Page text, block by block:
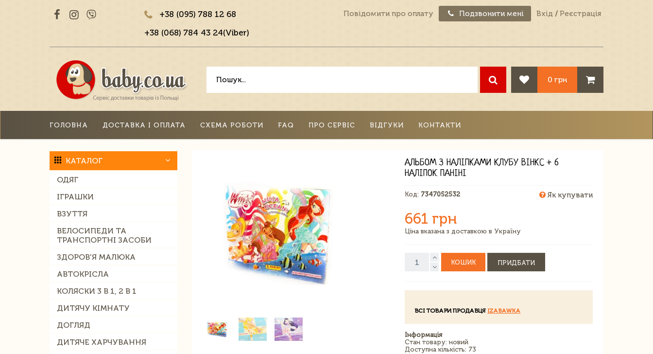
+38 (095) 788 12 68
+38 (068) 784 43 24(Viber)
Повідомити про оплату Подзвонити мені Вхід / Реєстрація
0 грн
ГОЛОВНА ДОСТАВКА І ОПЛАТА СХЕМА РОБОТИ FAQ ПРО СЕРВІС ВІДГУКИ КОНТАКТИ
КАТАЛОГ
ОДЯГ
ІГРАШКИ
ВЗУТТЯ
ВЕЛОСИПЕДИ ТА
ТРАНСПОРТНІ ЗАСОБИ
ЗДОРОВ'Я МАЛЮКА
АВТОКРІСЛА
КОЛЯСКИ 3 В 1, 2 В 1
ДИТЯЧУ КІМНАТУ
ДОГЛЯД
ДИТЯЧЕ ХАРЧУВАННЯ
АЛЬБОМ З НАЛІПКАМИ КЛУБУ ВІНКС + 6
НАЛІПОК ПАНІНІ
Код: 7347052532 Як купувати
661 грн
Ціна вказана з доставкою в Україну
КОШИК ПРИДБАТИ
ВСІ ТОВАРИ ПРОДАВЦЯ IZABAWKA
Інформація
Стан товару: новий
Доступна кількість: 73